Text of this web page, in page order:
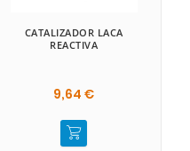
CATALIZADOR LACA
REACTIVA
9,64 €